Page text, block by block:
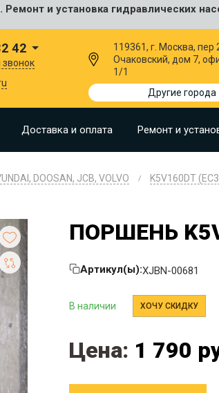
и установка гидравлических
42
звонок
119361, г. Москва, пер
Очаковский, дом 7,
1/1
Другие города
Доставка и оплата Ремонт и
DOOSAN, JCB, VOLVO K5V160DT
ПОРШЕНЬ
Артикул(ы):XJBN-00681
В наличии ХОЧУ СКИДКУ
Цена: 1 790